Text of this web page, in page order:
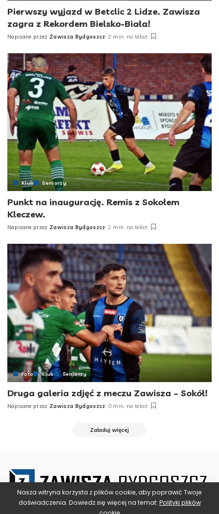
Pierwszy wyjazd w Betclic 2 Lidze. Zawisza
zagra z Rekordem Bielsko-Biała!
Napisane przez Zawisza Bydgoszcz 2 min. na tekst
Klub Seniorzy
Punkt na inaugurację. Remis z Sokołem
Kleczew.
Napisane przez Zawisza Bydgoszcz 2 min. na tekst
Foto Klub Seniorzy
Druga galeria zdjęć z meczu Zawisza – Sokół!
Napisane przez Zawisza Bydgoszcz 0 min. na tekst
Załaduj więcej
Nasza witryna korzysta z plików cookie, aby poprawić Twoje
doświadczenia. Dowiedz się więcej na temat: Polityki plików